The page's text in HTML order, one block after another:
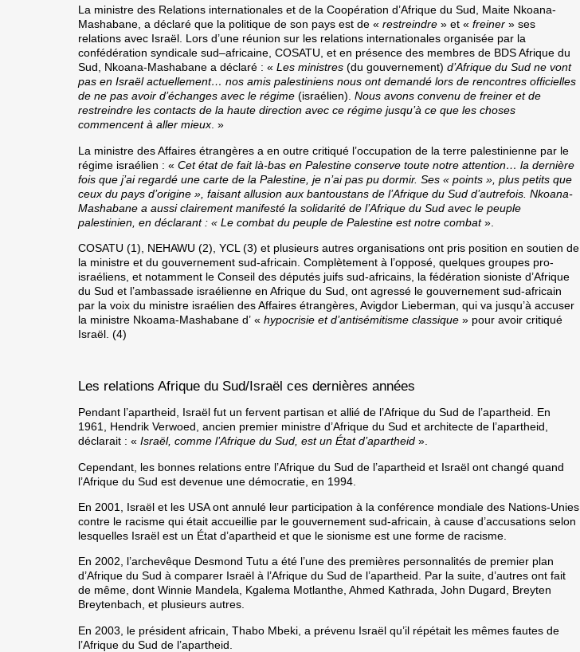
La ministre des Relations internationales et de la Coopération d’Afrique du Sud, Maite Nkoana-
Mashabane, a déclaré que la politique de son pays est de «restreindre» et «freiner» ses
relations avec Israël. Lors d’une réunion sur les relations internationales organisée par la
confédération syndicale sud–africaine, COSATU, et en présence des membres de BDS Afrique du
Sud, Nkoana-Mashabane a déclaré : «Les ministres (du gouvernement)d’Afrique du Sud ne vont
pas en Israël actuellement… nos amis palestiniens nous ont demandé lors de rencontres officielles
de ne pas avoir d’échanges avec le régime (israélien).Nous avons convenu de freiner et de
restreindre les contacts de la haute direction avec ce régime jusqu’à ce que les choses
commencent à aller mieux . »
La ministre des Affaires étrangères a en outre critiqué l’occupation de la terre palestinienne par le
régime israélien : «Cet état de fait là-bas en Palestine conserve toute notre attention… la dernière
fois que j’ai regardé une carte de la Palestine, je n’ai pas pu dormir. Ses « points », plus petits que
ceux du pays d’origine », faisant allusion aux bantoustans de l’Afrique du Sud d’autrefois. Nkoana-
Mashabane a aussi clairement manifesté la solidarité de l’Afrique du Sud avec le peuple
palestinien, en déclarant : « Le combat du peuple de Palestine est notre combat».
COSATU (1), NEHAWU (2), YCL (3) et plusieurs autres organisations ont pris position en soutien de
la ministre et du gouvernement sud-africain. Complètement à l’opposé, quelques groupes pro-
israéliens, et notamment le Conseil des députés juifs sud-africains, la fédération sioniste d’Afrique
du Sud et l’ambassade israélienne en Afrique du Sud, ont agressé le gouvernement sud-africain
par la voix du ministre israélien des Affaires étrangères, Avigdor Lieberman, qui va jusqu’à accuser
la ministre Nkoama-Mashabane d’ «hypocrisie et d’antisémitisme classique» pour avoir critiqué
Israël. (4)
Les relations Afrique du Sud/Israël ces dernières années
Pendant l’apartheid, Israël fut un fervent partisan et allié de l’Afrique du Sud de l’apartheid. En
1961, Hendrik Verwoed, ancien premier ministre d’Afrique du Sud et architecte de l’apartheid,
déclarait : «Israël, comme l’Afrique du Sud, est un État d’apartheid ».
Cependant, les bonnes relations entre l’Afrique du Sud de l’apartheid et Israël ont changé quand
l’Afrique du Sud est devenue une démocratie, en 1994.
En 2001
, Israël et les USA ont annulé leur participation à la conférence mondiale des Nations-Unies
contre le racisme qui était accueillie par le gouvernement sud-africain, à cause d’accusations selon
lesquelles Israël est un État d’apartheid et que le sionisme est une forme de racisme.
En 2002, l’archevêque Desmond Tutu a été l’une des premières personnalités de premier plan
d’Afrique du Sud à comparer Israël à l’Afrique du Sud de l’apartheid. Par la suite, d’autres ont fait
de même, dont Winnie Mandela, Kgalema Motlanthe, Ahmed Kathrada, John Dugard, Breyten
Breytenbach, et plusieurs autres.
En 2003 , le président africain, Thabo Mbeki, a prévenu Israël qu’il répétait les mêmes fautes de
l’Afrique du Sud de l’apartheid.